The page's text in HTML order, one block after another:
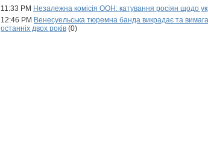
11:33 PM Незалежна комісія ООН: катування росіян щодо
12:46 PM Венесуельська тюремна банда викрадає та
останніх двох років (0)